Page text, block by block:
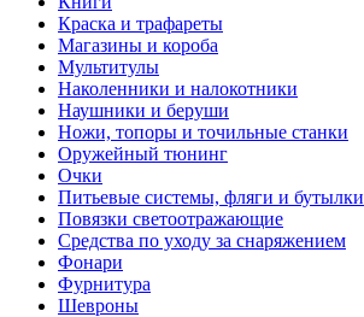
Краска и трафареты
Магазины и короба
Мультитулы
Наколенники и налокотники
Наушники и беруши
Ножи, топоры и точильные станки
Оружейный тюнинг
Очки
Питьевые системы, фляги и бутылки
Повязки светоотражающие
Средства по уходу за снаряжением
Фонари
Фурнитура
Шевроны